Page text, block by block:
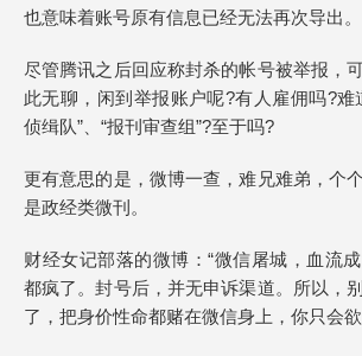
也意味着账号原有信息已经无法再次导出。
尽管腾讯之后回应称封杀的帐号被举报，
此无聊，闲到举报账户呢?有人雇佣吗?难
侦缉队”、“报刊审查组”?至于吗?
更有意思的是，微博一查，难兄难弟，个
是政经类微刊。
财经女记部落的微博：“微信屠城，血流
都疯了。封号后，并无申诉渠道。所以，
了，把身价性命都赌在微信身上，你只会